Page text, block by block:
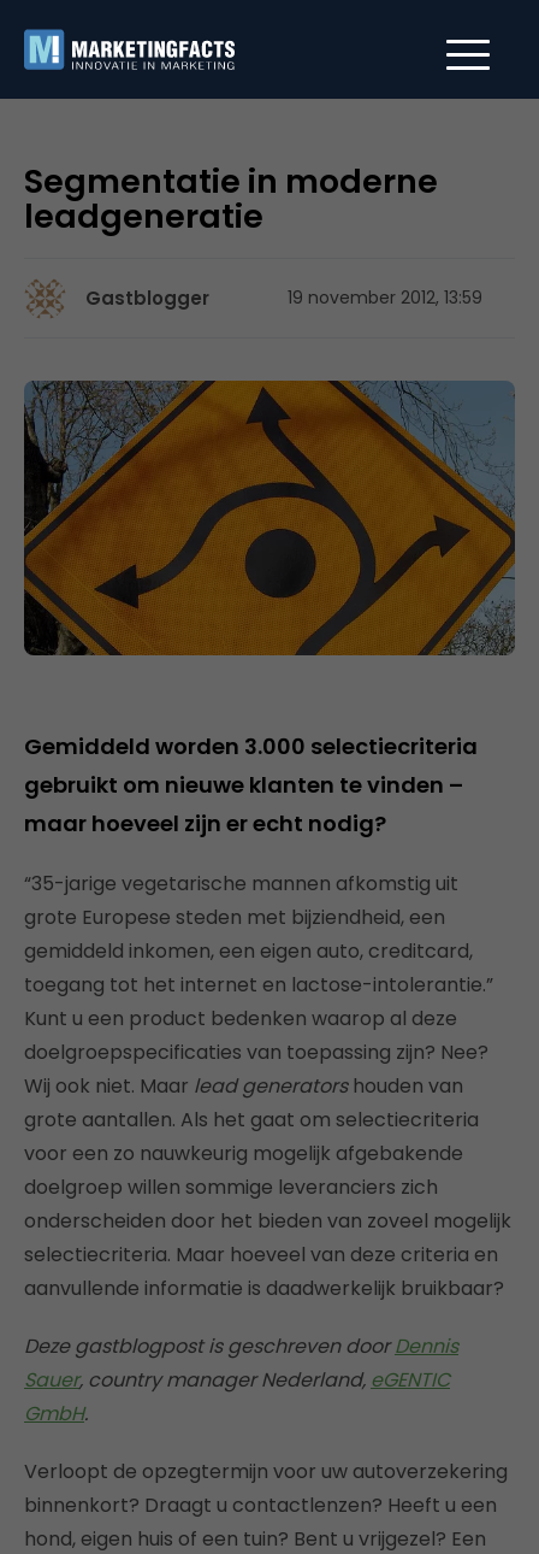
Segmentatie in moderne
leadgeneratie
Gastblogger 19 november 2012, 13:59
Gemiddeld worden 3.000 selectiecriteria
gebruikt om nieuwe klanten te vinden –
maar hoeveel zijn er echt nodig?
“35-jarige vegetarische mannen afkomstig uit
grote Europese steden met bijziendheid, een
gemiddeld inkomen, een eigen auto, creditcard,
toegang tot het internet en lactose-intolerantie.”
Kunt u een product bedenken waarop al deze
doelgroepspecificaties van toepassing zijn? Nee?
Wij ook niet. Maar lead generatorshouden van
grote aantallen. Als het gaat om selectiecriteria
voor een zo nauwkeurig mogelijk afgebakende
doelgroep willen sommige leveranciers zich
onderscheiden door het bieden van zoveel mogelijk
selectiecriteria. Maar hoeveel van deze criteria en
aanvullende informatie is daadwerkelijk bruikbaar?
Deze gastblogpost is geschreven doorDennis
Sauer, country manager Nederland, eGENTIC
GmbH.
Verloopt de opzegtermijn voor uw autoverzekering
binnenkort? Draagt u contactlenzen? Heeft u een
hond, eigen huis of een tuin? Bent u vrijgezel? Een